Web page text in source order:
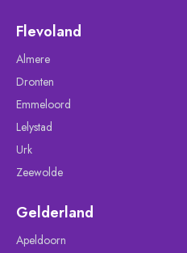
Flevoland
Almere
Dronten
Emmeloord
Lelystad
Urk
Zeewolde
Gelderland
Apeldoorn